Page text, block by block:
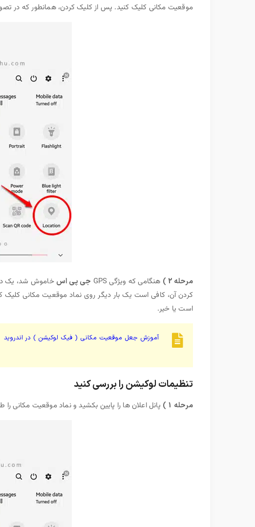
موقعیت مکانی کلیک کنید. پس از کلیک کردن، همانطور که در
مرحله 2 ) هنگامی که ویژگی GPS جی پی اس خاموش شد، یک
کردن آن، کافی است یک بار دیگر روی نماد موقعیت مکانی
است یا خیر.
آموزش جعل موقعیت مکانی ( فیک لوکیشن ) در اندروید
تنظیمات لوکیشن را بررسی کنید
مرحله 1 ) پانل اعلان ها را پایین بکشید و نماد موقعیت مکانی